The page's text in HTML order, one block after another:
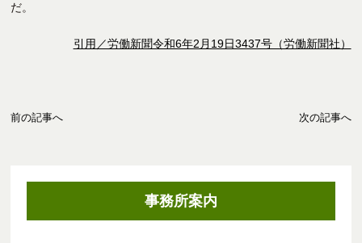
だ。
引用／労働新聞令和6年2月19日3437号（労働新聞社）
前の記事へ 次の記事へ
事務所案内